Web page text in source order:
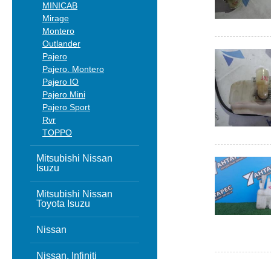
MINICAB
Mirage
Montero
Outlander
Pajero
Pajero. Montero
Pajero IO
Pajero Mini
Pajero Sport
Rvr
TOPPO
Mitsubishi Nissan
Isuzu
Mitsubishi Nissan
Toyota Isuzu
Nissan
Nissan, Infiniti